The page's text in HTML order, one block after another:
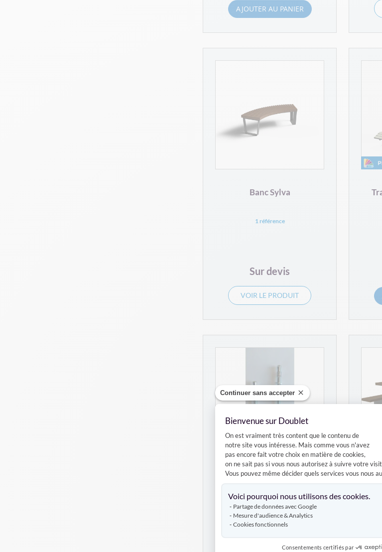
Continuer sans accepter
Bienvenue sur Doublet
Plateforme de Gestion du
On est vraiment très content que le contenu de
notre site vous intéresse. Mais comme vous n'avez
pas encore fait votre choix en matière de cookies,
on ne sait pas si vous nous autorisez à suivre votre
Vous pouvez même décider quels services vous nous
Voici pourquoi nous utilisons des cookies.
Partage de données avec Google
Mesure d'audience & Analytics
Cookies fonctionnels
Consentements certifiés par
AJOUTER AU PANIER
Banc Sylva
1 référence
Sur devis
VOIR LE PRODUIT
Goujons d'ancrage pour
1 référence
À PARTIR DE